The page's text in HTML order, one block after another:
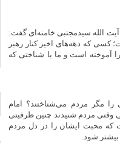
الله سیدمجتبی خامنه‌ای گفت:
کسی که دهه‌های اخیر کنار رهبر
آموخته است و ما با شناختی که
را مگر مردم می‌شناختند؟ امام
وقتی مردم شنیدند چنین ظرفیتی
که محبت ایشان را در دل مردم
شود.